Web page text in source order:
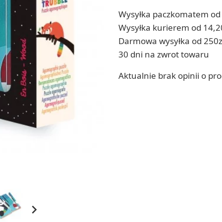
ręcznych
Zestawy do kul do kąpieli
Soda, kwasek, formy do kul do kąpieli
Dodatki: barwniki i zapachy
RZEŹBA, GLINY I ODLEWY
Odlewy dekoracyjne

Wysyłka paczkomatem od
Wysyłka kurierem od
Darmowa wysyłka od
30 dni na zwrot towaru
Aktualnie brak opinii o